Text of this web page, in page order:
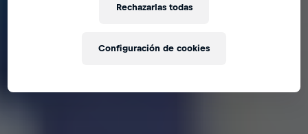
Rechazarlas todas
Configuración de cookies